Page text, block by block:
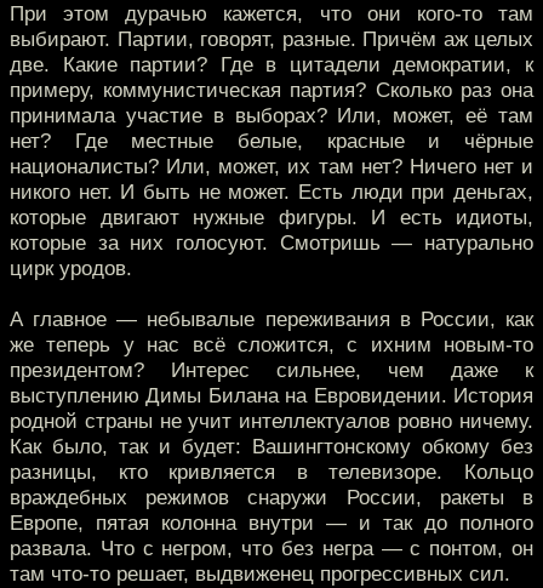
При этом дурачью кажется, что они кого-то там
выбирают. Партии, говорят, разные. Причём аж целых
две. Какие партии? Где в цитадели демократии, к
примеру, коммунистическая партия? Сколько раз она
принимала участие в выборах? Или, может, её там
нет? Где местные белые, красные и чёрные
националисты? Или, может, их там нет? Ничего нет и
никого нет. И быть не может. Есть люди при деньгах,
которые двигают нужные фигуры. И есть идиоты,
которые за них голосуют. Смотришь — натурально
цирк уродов.
А главное — небывалые переживания в России, как
же теперь у нас всё сложится, с ихним новым-то
президентом? Интерес сильнее, чем даже к
выступлению Димы Билана на Евровидении. История
родной страны не учит интеллектуалов ровно ничему.
Как было, так и будет: Вашингтонскому обкому без
разницы, кто кривляется в телевизоре. Кольцо
враждебных режимов снаружи России, ракеты в
Европе, пятая колонна внутри — и так до полного
развала. Что с негром, что без негра — с понтом, он
там что-то решает, выдвиженец прогрессивных сил.